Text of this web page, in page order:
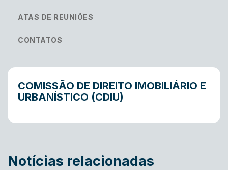
ATAS DE REUNIÕES
CONTATOS
COMISSÃO DE DIREITO IMOBILIÁRIO E
URBANÍSTICO (CDIU)
Notícias relacionadas